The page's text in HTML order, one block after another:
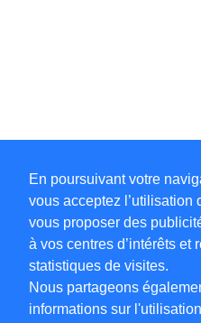
En poursuivant votre
vous acceptez l’utilisation
vous proposer des
à vos centres d’intérêts et
statistiques de visites.
Nous partageons
informations sur